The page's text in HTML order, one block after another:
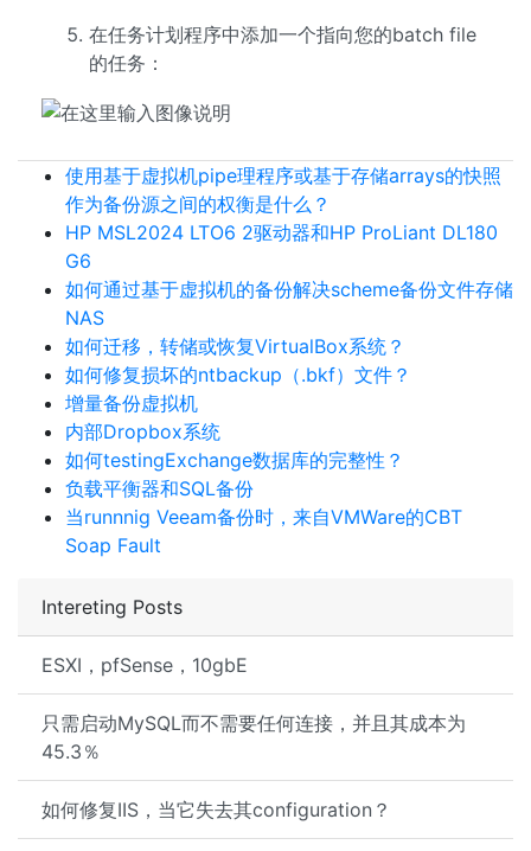
Intereting Posts
ESXI，pfSense，10gbE
只需启动MySQL而不需要任何连接，并且其成本为
45.3％
如何修复IIS，当它失去其configuration？
在任务计划程序中添加一个指向您的batch file
的任务：
使用基于虚拟机pipe理程序或基于存储arrays的快照
作为备份源之间的权衡是什么？
HP MSL2024 LTO6 2驱动器和HP ProLiant DL180
G6
如何通过基于虚拟机的备份解决scheme备份文件存储
NAS
如何迁移，转储或恢复VirtualBox系统？
如何修复损坏的ntbackup（.bkf）文件？
增量备份虚拟机
内部Dropbox系统
如何testingExchange数据库的完整性？
负载平衡器和SQL备份
当runnnig Veeam备份时，来自VMWare的CBT
Soap Fault